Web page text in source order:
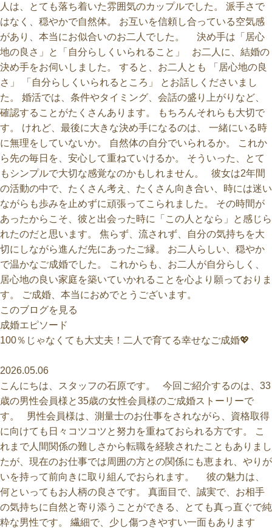
人は、とても落ち着いた雰囲気のカップルでした。 派手さで
はなく、穏やかで自然体。 お互いを信頼し合っている空気感
があり、本当にお似合いのお二人でした。 決め手は「居心
地の良さ」と「自分らしくいられること」 お二人に、結婚の
決め手をお伺いしました。 すると、お二人とも 「居心地の良
さ」 「自分らしくいられるところ」 とお話しくださいまし
た。 婚活では、条件やタイミング、会話の盛り上がりなど、
確認することがたくさんあります。 もちろんそれらも大切で
す。 けれど、最後に大きな決め手になるのは、 一緒にいる時
に無理をしていないか。 自然体の自分でいられるか。 これか
ら先の毎日を、安心して重ねていけるか。 そういった、とて
もシンプルで大切な感覚なのかもしれません。 彼女は2年間
の活動の中で、たくさん考え、たくさん向き合い、時には迷い
ながらも歩みを止めずに頑張ってこられました。 その時間が
あったからこそ、彼と出会った時に「この人となら」と感じら
れたのだと思います。 焦らず、流されず、自分の気持ちを大
切にしながら進んだ先にあったご縁。 お二人らしい、穏やか
で温かなご成婚でした。 これからも、お二人が自分らしく、
居心地の良い家庭を築いていかれることを心より願っておりま
す。 ご成婚、本当におめでとうございます。
このブログを見る
100％じゃなくても大丈夫！二人で育てる幸せなご成婚💖
2026.05.06
こんにちは、スタッフの石原です。 今回ご紹介するのは、33
歳の男性会員様と35歳の女性会員様のご成婚ストーリーで
す。 男性会員様は、測量士のお仕事をされながら、資格取得
に向けても日々コツコツと努力を重ねておられる方です。 こ
れまで人間関係の難しさから転職を経験されたこともありまし
たが、現在のお仕事では周囲の方との関係にも恵まれ、やりが
いを持って前向きに取り組んでおられます。 彼の魅力は、
何といってもお人柄の良さです。 真面目で、誠実で、お相手
の気持ちに自然と寄り添うことができる、とても真っ直ぐで純
粋な男性です。 繊細で、少し傷つきやすい一面もあります